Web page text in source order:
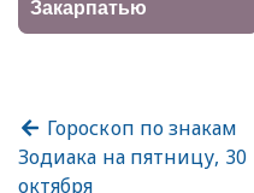
Гороскоп по знакам
Зодиака на пятницу, 30
октября